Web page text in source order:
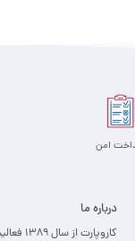
امن
درباره ما